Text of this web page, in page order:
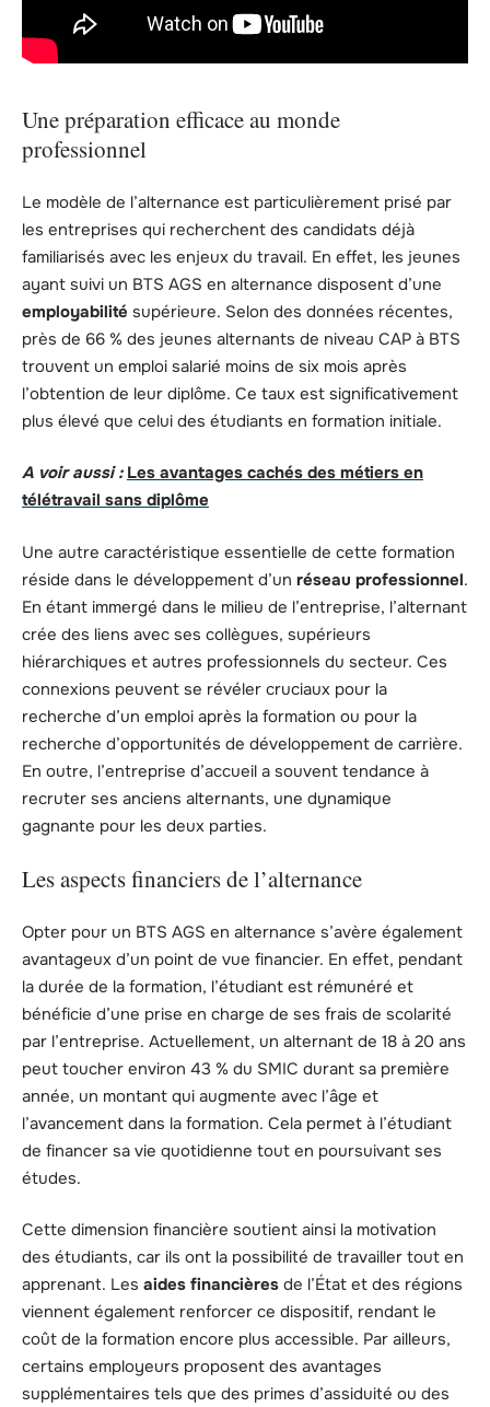
Une préparation efficace au monde
professionnel
Le modèle de l’alternance est particulièrement prisé par
les entreprises qui recherchent des candidats déjà
familiarisés avec les enjeux du travail. En effet, les jeunes
ayant suivi un BTS AGS en alternance disposent d’une
employabilité supérieure. Selon des données récentes,
près de 66 % des jeunes alternants de niveau CAP à BTS
trouvent un emploi salarié moins de six mois après
l’obtention de leur diplôme. Ce taux est significativement
plus élevé que celui des étudiants en formation initiale.
A voir aussi : Les avantages cachés des métiers en
télétravail sans diplôme
Une autre caractéristique essentielle de cette formation
réside dans le développement d’un réseau professionnel.
En étant immergé dans le milieu de l’entreprise, l’alternant
crée des liens avec ses collègues, supérieurs
hiérarchiques et autres professionnels du secteur. Ces
connexions peuvent se révéler cruciaux pour la
recherche d’un emploi après la formation ou pour la
recherche d’opportunités de développement de carrière.
En outre, l’entreprise d’accueil a souvent tendance à
recruter ses anciens alternants, une dynamique
gagnante pour les deux parties.
Les aspects financiers de l’alternance
Opter pour un BTS AGS en alternance s’avère également
avantageux d’un point de vue financier. En effet, pendant
la durée de la formation, l’étudiant est rémunéré et
bénéficie d’une prise en charge de ses frais de scolarité
par l’entreprise. Actuellement, un alternant de 18 à 20 ans
peut toucher environ 43 % du SMIC durant sa première
année, un montant qui augmente avec l’âge et
l’avancement dans la formation. Cela permet à l’étudiant
de financer sa vie quotidienne tout en poursuivant ses
études.
Cette dimension financière soutient ainsi la motivation
des étudiants, car ils ont la possibilité de travailler tout en
apprenant. Les aides financières de l’État et des régions
viennent également renforcer ce dispositif, rendant le
coût de la formation encore plus accessible. Par ailleurs,
certains employeurs proposent des avantages
supplémentaires tels que des primes d’assiduité ou des